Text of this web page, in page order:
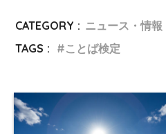
CATEGORY : ニュース・情報
TAGS :
ことば検定